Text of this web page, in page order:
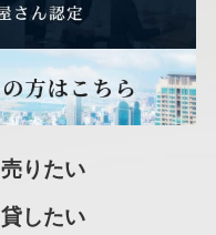
売りたい
貸したい